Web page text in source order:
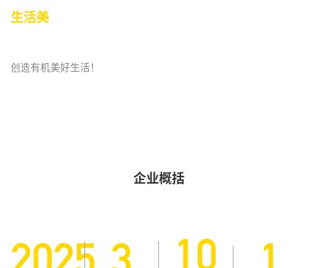
生活美
创造有机美好生活！
企业概括
10